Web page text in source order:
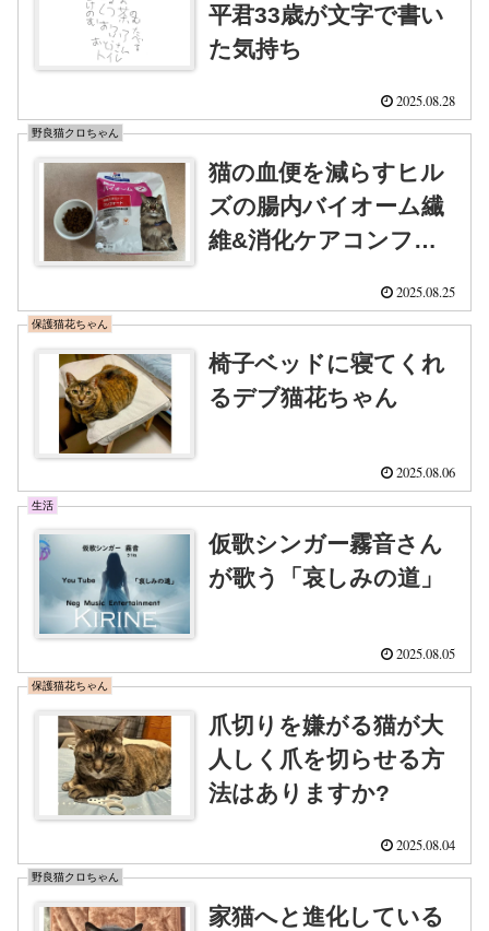
平君33歳が文字で書い
た気持ち
2025.08.28
野良猫クロちゃん
猫の血便を減らすヒル
ズの腸内バイオーム繊
維&消化ケアコンフォ
2025.08.25
保護猫花ちゃん
椅子ベッドに寝てくれ
るデブ猫花ちゃん
2025.08.06
生活
仮歌シンガー霧音さん
が歌う「哀しみの道」
2025.08.05
保護猫花ちゃん
爪切りを嫌がる猫が大
人しく爪を切らせる方
法はありますか?
2025.08.04
野良猫クロちゃん
家猫へと進化している